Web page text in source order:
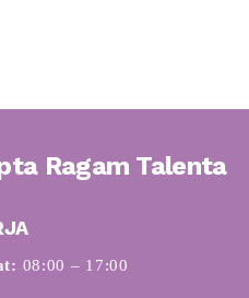
Ragam Talenta
08:00 – 17:00